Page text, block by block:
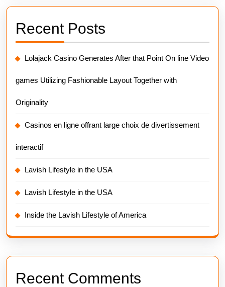
Recent Posts
Lolajack Casino Generates After that Point On line Video
games Utilizing Fashionable Layout Together with
Originality
Casinos en ligne offrant large choix de divertissement
interactif
Lavish Lifestyle in the USA
Lavish Lifestyle in the USA
Inside the Lavish Lifestyle of America
Recent Comments